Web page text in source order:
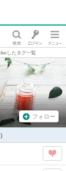
したタグ一覧
フォロー
この